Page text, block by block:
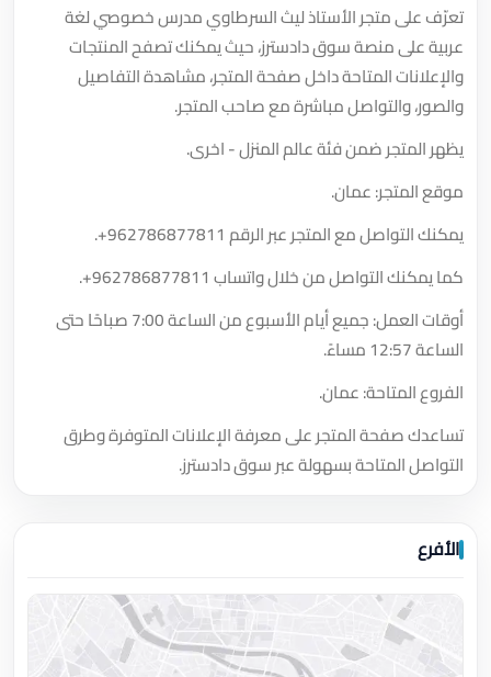
تعرّف على متجر الأستاذ ليث السرطاوي مدرس خصوصي لغة
عربية على منصة سوق دادسترز، حيث يمكنك تصفح المنتجات
والإعلانات المتاحة داخل صفحة المتجر، مشاهدة التفاصيل
والصور، والتواصل مباشرة مع صاحب المتجر.
يظهر المتجر ضمن فئة عالم المنزل - اخرى.
موقع المتجر: عمان.
يمكنك التواصل مع المتجر عبر الرقم +962786877811
.
كما يمكنك التواصل من خلال واتساب +962786877811
.
أوقات العمل: جميع أيام الأسبوع من الساعة 7:00 صباحًا حتى
الساعة 12:57 مساءً.
الفروع المتاحة: عمان.
تساعدك صفحة المتجر على معرفة الإعلانات المتوفرة وطرق
التواصل المتاحة بسهولة عبر سوق دادسترز.
الأفرع